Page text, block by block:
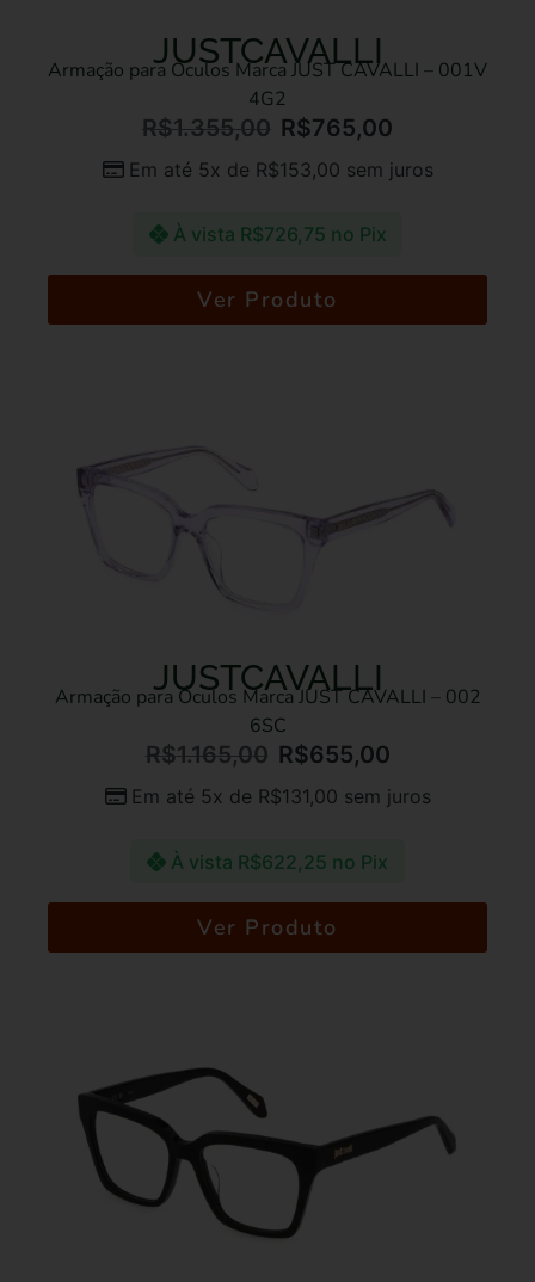
JUSTCAVALLI
Armação para Óculos Marca JUST CAVALLI – 001V
4G2
R$1.355,00 R$765,00
Em até 5x de R$153,00 sem juros
À vista R$726,75 no Pix
Ver Produto
JUSTCAVALLI
Armação para Óculos Marca JUST CAVALLI – 002
6SC
R$1.165,00 R$655,00
Em até 5x de R$131,00 sem juros
À vista R$622,25 no Pix
Ver Produto